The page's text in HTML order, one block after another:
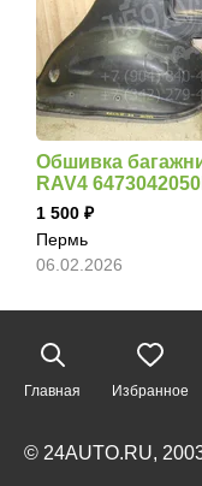
Обшивка
RAV4
1 500
Пермь
06.02.2026
Главная Избранное
© 24AUTO.RU,